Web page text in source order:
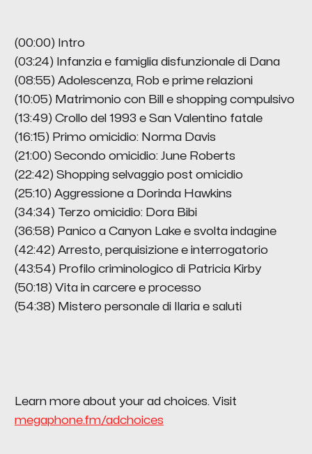
(00:00) Intro
(03:24) Infanzia e famiglia disfunzionale di Dana
(08:55) Adolescenza, Rob e prime relazioni
(10:05) Matrimonio con Bill e shopping compulsivo
(13:49) Crollo del 1993 e San Valentino fatale
(16:15) Primo omicidio: Norma Davis
(21:00) Secondo omicidio: June Roberts
(22:42) Shopping selvaggio post omicidio
(25:10) Aggressione a Dorinda Hawkins
(34:34) Terzo omicidio: Dora Bibi
(36:58) Panico a Canyon Lake e svolta indagine
(42:42) Arresto, perquisizione e interrogatorio
(43:54) Profilo criminologico di Patricia Kirby
(50:18) Vita in carcere e processo
(54:38) Mistero personale di Ilaria e saluti
Learn more about your ad choices. Visit
megaphone.fm/adchoices